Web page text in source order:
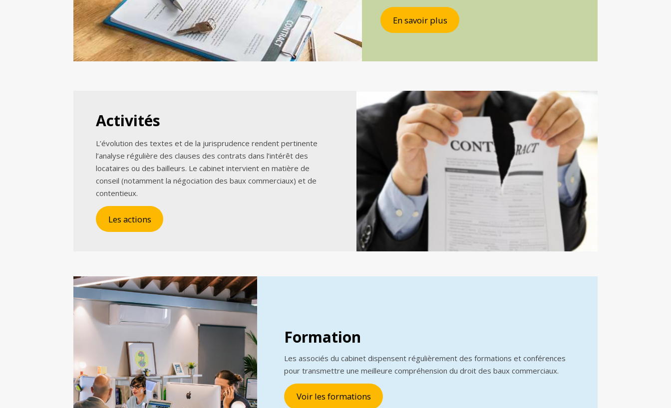
En savoir plus
Activités
L’évolution des textes et de la jurisprudence rendent pertinente
l’analyse régulière des clauses des contrats dans l’intérêt des
locataires ou des bailleurs. Le cabinet intervient en matière de
conseil (notamment la négociation des baux commerciaux) et de
contentieux.
Les actions
Formation
Les associés du cabinet dispensent régulièrement des formations et conférences
pour transmettre une meilleure compréhension du droit des baux commerciaux.
Voir les formations